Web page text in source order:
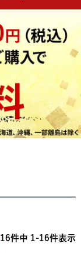
16件中 1-16件表示